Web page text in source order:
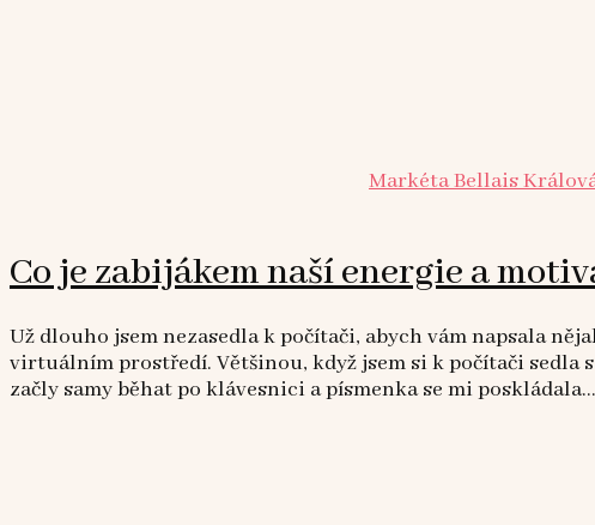
Markéta Bellais
Co je zabijákem naší energie a
Už dlouho jsem nezasedla k počítači, abych vám napsala
virtuálním prostředí. Většinou, když jsem si k počítači sedla
začly samy běhat po klávesnici a písmenka se mi poskládala...